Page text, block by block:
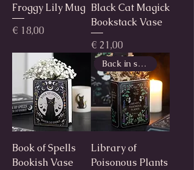
Froggy Lily Mug
Prijs
€ 18,00
Black Cat Magick
Bookstack Vase
Prijs
€ 21,00
Book of Spells
Bookish Vase
Back in stock!
Library of
Poisonous Plants